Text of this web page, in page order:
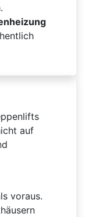
auf
voraus.